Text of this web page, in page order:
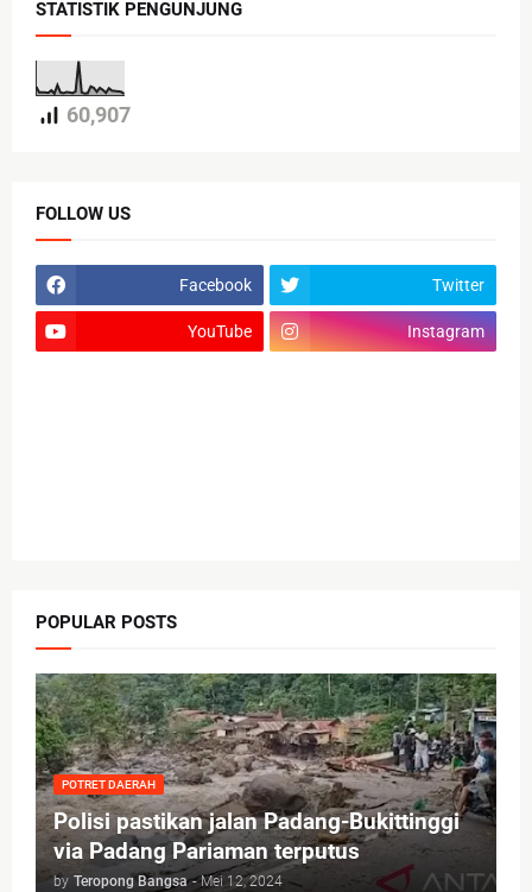
STATISTIK PENGUNJUNG
60,907
FOLLOW US
Facebook Twitter
YouTube Instagram
POPULAR POSTS
POTRET DAERAH
Polisi pastikan jalan Padang-Bukittinggi
via Padang Pariaman terputus
by Teropong Bangsa - Mei 12, 2024